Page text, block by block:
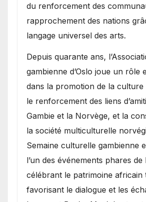
du renforcement des
rapprochement des nations
langage universel des arts.
​Depuis quarante ans,
gambienne d’Oslo joue un rôle
dans la promotion de la culture
le renforcement des liens
Gambie et la Norvège, et la
la société multiculturelle
Semaine culturelle gambienne
l’un des événements phares de
célébrant le patrimoine africain
favorisant le dialogue et les